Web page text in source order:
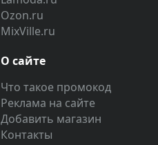
Ozon.ru
MixVille.ru
О сайте
Что такое промокод
Реклама на сайте
Добавить магазин
Контакты